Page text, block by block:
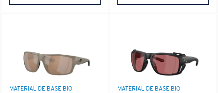
MATERIAL DE BASE BIO MATERIAL DE BASE BIO